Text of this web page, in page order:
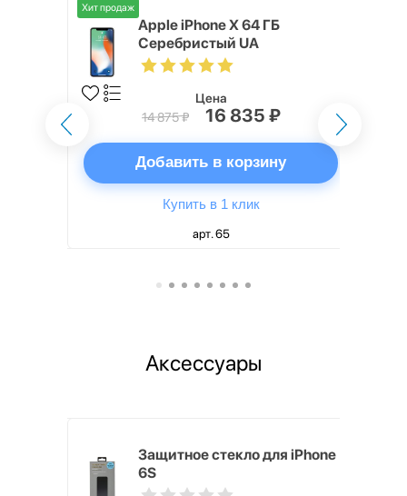
Хит продаж
Apple iPhone X 64 ГБ
Серебристый UA
Цена
14 875 ₽
16 835 ₽
Добавить в корзину
Купить в 1 клик
арт. 65
Аксессуары
Защитное стекло для iPhone
6S